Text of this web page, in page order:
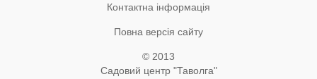
Контактна інформація
Повна версія сайту
© 2013
Садовий центр "Таволга"